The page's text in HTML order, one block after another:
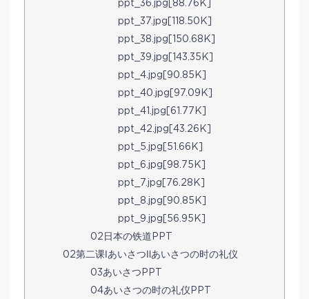
ppt_36.jpg[88.76K]
ppt_37.jpg[118.50K]
ppt_38.jpg[150.68K]
ppt_39.jpg[143.35K]
ppt_4.jpg[90.85K]
ppt_40.jpg[97.09K]
ppt_41.jpg[61.77K]
ppt_42.jpg[43.26K]
ppt_5.jpg[51.66K]
ppt_6.jpg[98.75K]
ppt_7.jpg[76.28K]
ppt_8.jpg[90.85K]
ppt_9.jpg[56.95K]
02日本の铁道PPT
02第二课ⅠあいさつⅡあいさつの时の礼仪
03あいさつPPT
04あいさつの时の礼仪PPT